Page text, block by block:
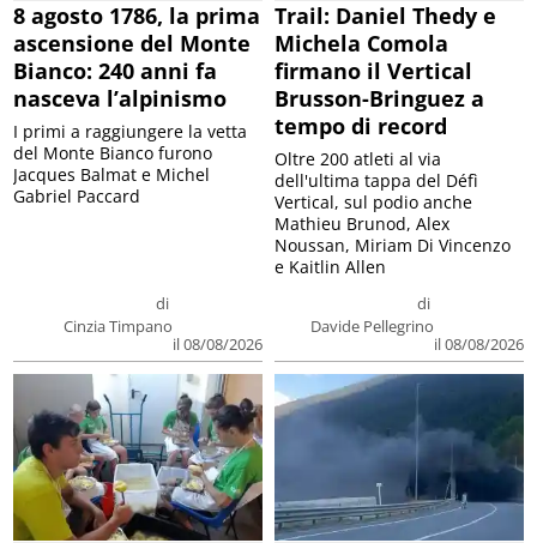
8 agosto 1786, la prima
ascensione del Monte
Bianco: 240 anni fa
nasceva l’alpinismo
di
Cinzia Timpano
il 08/08/2026
I primi a raggiungere la vetta
del Monte Bianco furono
Jacques Balmat e Michel
Gabriel Paccard
Trail: Daniel Thedy e
Michela Comola
firmano il Vertical
Brusson-Bringuez a
tempo di record
di
Davide Pellegrino
il 08/08/2026
Oltre 200 atleti al via
dell'ultima tappa del Défì
Vertical, sul podio anche
Mathieu Brunod, Alex
Noussan, Miriam Di Vincenzo
e Kaitlin Allen